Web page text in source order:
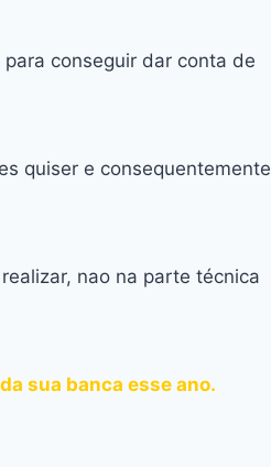
conseguir dar conta de
quiser e consequentemente
nao na parte técnica
sua banca esse ano.